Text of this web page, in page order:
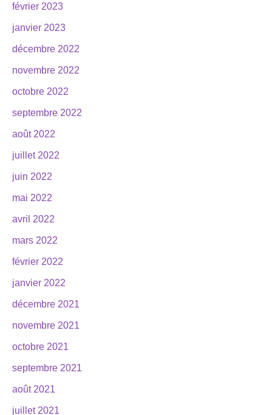
février 2023
janvier 2023
décembre 2022
novembre 2022
octobre 2022
septembre 2022
août 2022
juillet 2022
juin 2022
mai 2022
avril 2022
mars 2022
février 2022
janvier 2022
décembre 2021
novembre 2021
octobre 2021
septembre 2021
août 2021
juillet 2021